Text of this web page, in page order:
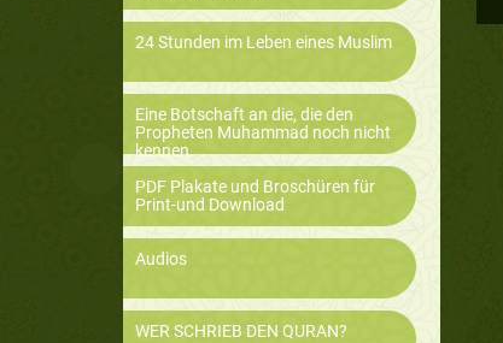
24 Stunden im Leben eines Muslim
Eine Botschaft an die, die den
Propheten Muhammad noch nicht
kennen
PDF Plakate und Broschüren für
Print-und Download
Audios
WER SCHRIEB DEN QURAN?